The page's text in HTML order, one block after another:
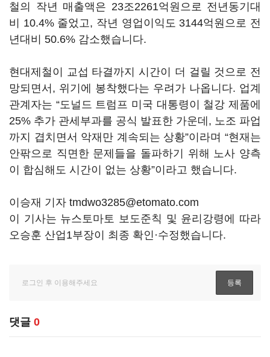
철의 작년 매출액은 23조2261억원으로 전년동기대
비 10.4% 줄었고, 작년 영업이익도 3144억원으로 전
년대비 50.6% 감소했습니다.
현대제철이 교섭 타결까지 시간이 더 걸릴 것으로 전
망되면서, 위기에 봉착했다는 우려가 나옵니다. 업계
관계자는 “도널드 트럼프 미국 대통령이 철강 제품에
25% 추가 관세부과를 공식 발표한 가운데, 노조 파업
까지 겹치면서 악재만 계속되는 상황”이라며 “현재는
안팎으로 직면한 문제들을 돌파하기 위해 노사 양측
이 합심해도 시간이 없는 상황”이라고 했습니다.
이승재 기자 tmdwo3285@etomato.com
이 기사는 뉴스토마토 보도준칙 및 윤리강령에 따라
오승훈 산업1부장이 최종 확인·수정했습니다.
댓글 0